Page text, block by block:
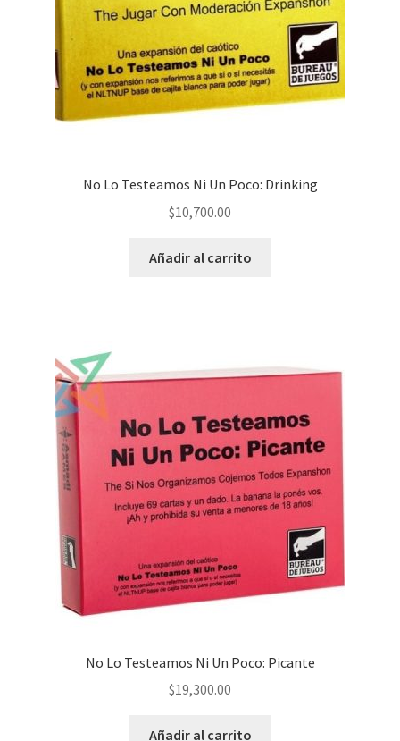
No Lo Testeamos Ni Un Poco: Drinking
$10,700.00
Añadir al carrito
No Lo Testeamos Ni Un Poco: Picante
$19,300.00
Añadir al carrito